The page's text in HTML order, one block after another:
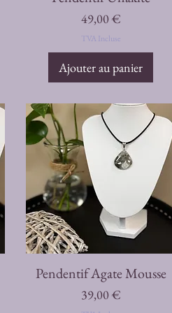
Prix
49,00 €
TVA Incluse
Ajouter au panier
Aperçu rapide
Pendentif Agate Mousse
Prix
39,00 €